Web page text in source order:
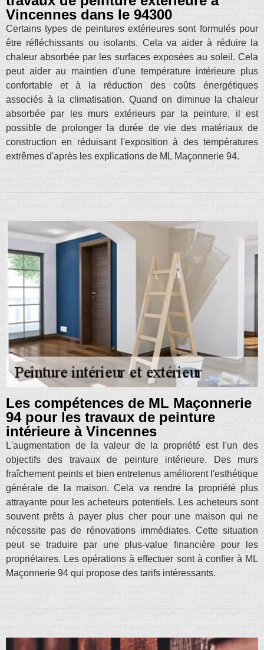
Vincennes dans le 94300
Certains types de peintures extérieures sont formulés pour
être réfléchissants ou isolants. Cela va aider à réduire la
chaleur absorbée par les surfaces exposées au soleil. Cela
peut aider au maintien d'une température intérieure plus
confortable et à la réduction des coûts énergétiques
associés à la climatisation. Quand on diminue la chaleur
absorbée par les murs extérieurs par la peinture, il est
possible de prolonger la durée de vie des matériaux de
construction en réduisant l'exposition à des températures
extrêmes d'après les explications de ML Maçonnerie 94.
Les compétences de ML Maçonnerie
94 pour les travaux de peinture
intérieure à Vincennes
L'augmentation de la valeur de la propriété est l'un des
objectifs des travaux de peinture intérieure. Des murs
fraîchement peints et bien entretenus améliorent l'esthétique
générale de la maison. Cela va rendre la propriété plus
attrayante pour les acheteurs potentiels. Les acheteurs sont
souvent prêts à payer plus cher pour une maison qui ne
nécessite pas de rénovations immédiates. Cette situation
peut se traduire par une plus-value financière pour les
propriétaires. Les opérations à effectuer sont à confier à ML
Maçonnerie 94 qui propose des tarifs intéressants.